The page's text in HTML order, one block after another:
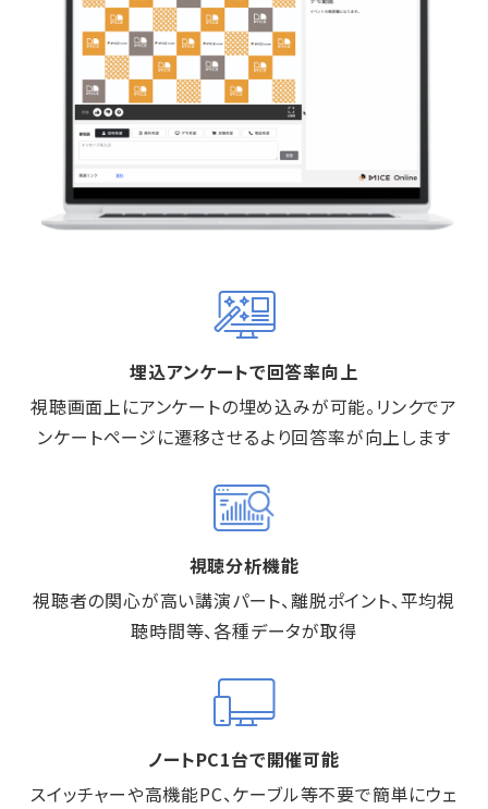
埋込アンケートで回答率向上
視聴画面上にアンケートの埋め込みが可能。リンクでア
ンケートページに遷移させるより回答率が向上します
視聴分析機能
視聴者の関心が高い講演パート、離脱ポイント、平均視
聴時間等、各種データが取得
ノートPC1台で開催可能
スイッチャーや高機能PC、ケーブル等不要で簡単にウェ